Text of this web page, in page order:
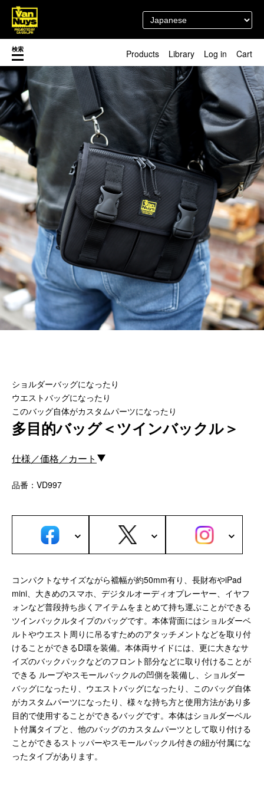
検索 Products
新着／最近発売の新商品
Pick up
マスク関連商品
カスタマイズ
新商品（BackNumber）
時計ホルダー
VN301
カスタムバッグ
デジアナ格納庫
FreeFree トート
ちょっとミリタリー
カスタムパーツ
コピーノート
ふわふわケース
ポータブルオーディオケース
Other
斜めがけショルダーバッグ
サブバッグ／ウエストバッグ
バッグインバッグ
ボストンバッグ
カメラバッグ
Other
財布／カード、コインケース
財布以外の革製品
ステーショナリー
便利なアタッチメント／パーツ
ショルダーベルト／パット
ストラップ／ネックストラップ
カメラ用ストラップ
キーケース／キーホルダー
スマートキーケース
Library
渋谷店
徳島店
レディースショップ
即納ショップ
訳あり＆アウトレットShop
ブランドストーリー
スタッフブログ
閉じる
Log in Cart
ショルダーバッグになったり
ウエストバッグになったり
このバッグ自体がカスタムパーツになったり
多目的バッグ＜ツインバックル＞
仕様／価格／カート
品番：VD997
コンパクトなサイズながら襠幅が約50mm有り、長財布やiPad
mini、大きめのスマホ、デジタルオーディオプレーヤー、イヤフ
ォンなど普段持ち歩くアイテムをまとめて持ち運ぶことができる
ツインバックルタイプのバッグです。本体背面にはショルダーベ
ルトやウエスト周りに吊るすためのアタッチメントなどを取り付
けることができるD環を装備。本体両サイドには、更に大きなサ
イズのバックパックなどのフロント部分などに取り付けることが
できる ループやスモールバックルの凹側を装備し、ショルダー
バッグになったり、ウエストバッグになったり、このバッグ自体
がカスタムパーツになったり、様々な持ち方と使用方法があり多
目的で使用することができるバッグです。本体はショルダーベル
ト付属タイプと、他のバッグのカスタムパーツとして取り付ける
ことができるストッパーやスモールバックル付きの紐が付属にな
ったタイプがあります。